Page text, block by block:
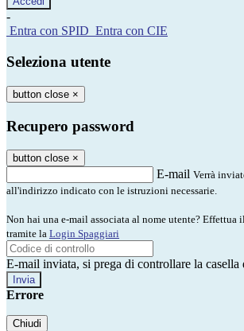
-
Entra con SPID Entra con CIE
Seleziona utente
button close ×
Recupero password
button close ×
E-mail Verrà
all'indirizzo indicato con le istruzioni necessarie.
Non hai una e-mail associata al nome utente? Effettua
tramite la Login Spaggiari
E-mail inviata, si prega di controllare la casella
Errore
Chiudi